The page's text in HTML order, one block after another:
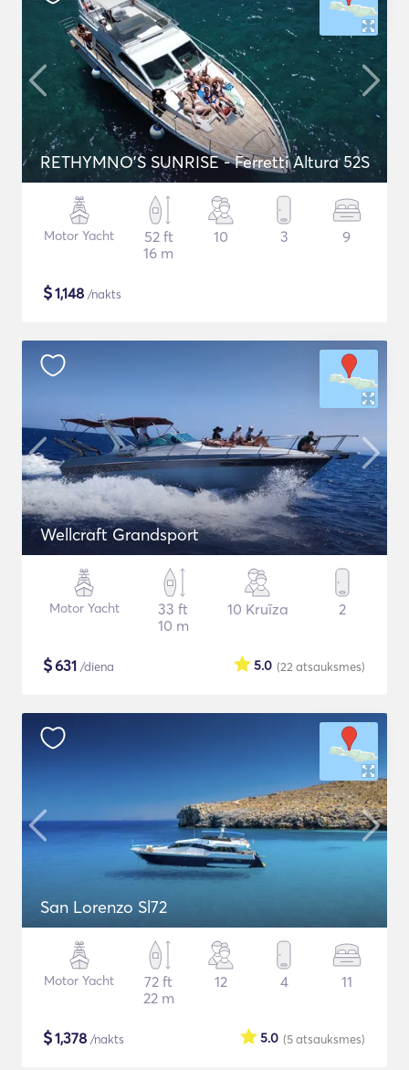
RETHYMNO'S SUNRISE - Ferretti Altura 52S
Motor Yacht
52 ft
16 m
10 3 9
$1,148 /nakts
Wellcraft Grandsport
Motor Yacht
33 ft
10 m
10 Kruīza 2
$631 /diena (22 atsauksmes)
5.0
San Lorenzo Sl72
Motor Yacht
72 ft
22 m
12 4 11
$1,378 /nakts (5atsauksmes)
5.0